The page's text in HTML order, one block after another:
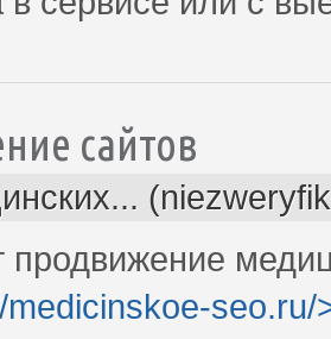
сайтов
продвижение
medicinskoe-seo.ru/